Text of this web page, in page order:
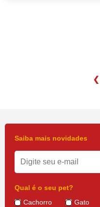
Saiba mais novidades
Qual é o seu pet?
Cachorro
Gato